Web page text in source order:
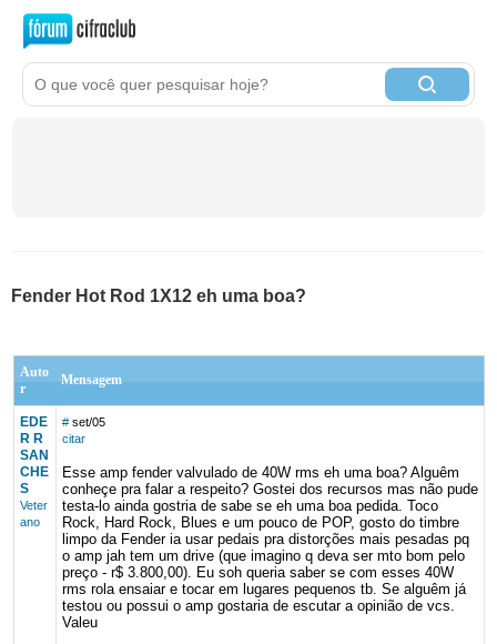
Fender Hot Rod 1X12 eh uma boa?
Auto
r
Mensagem
EDE
R R
SAN
CHE
S
Veter
ano
# set/05
citar
Esse amp fender valvulado de 40W rms eh uma boa? Alguêm
conheçe pra falar a respeito? Gostei dos recursos mas não pude
testa-lo ainda gostria de sabe se eh uma boa pedida. Toco
Rock, Hard Rock, Blues e um pouco de POP, gosto do timbre
limpo da Fender ia usar pedais pra distorções mais pesadas pq
o amp jah tem um drive (que imagino q deva ser mto bom pelo
preço - r$ 3.800,00). Eu soh queria saber se com esses 40W
rms rola ensaiar e tocar em lugares pequenos tb. Se alguêm já
testou ou possui o amp gostaria de escutar a opinião de vcs.
Valeu